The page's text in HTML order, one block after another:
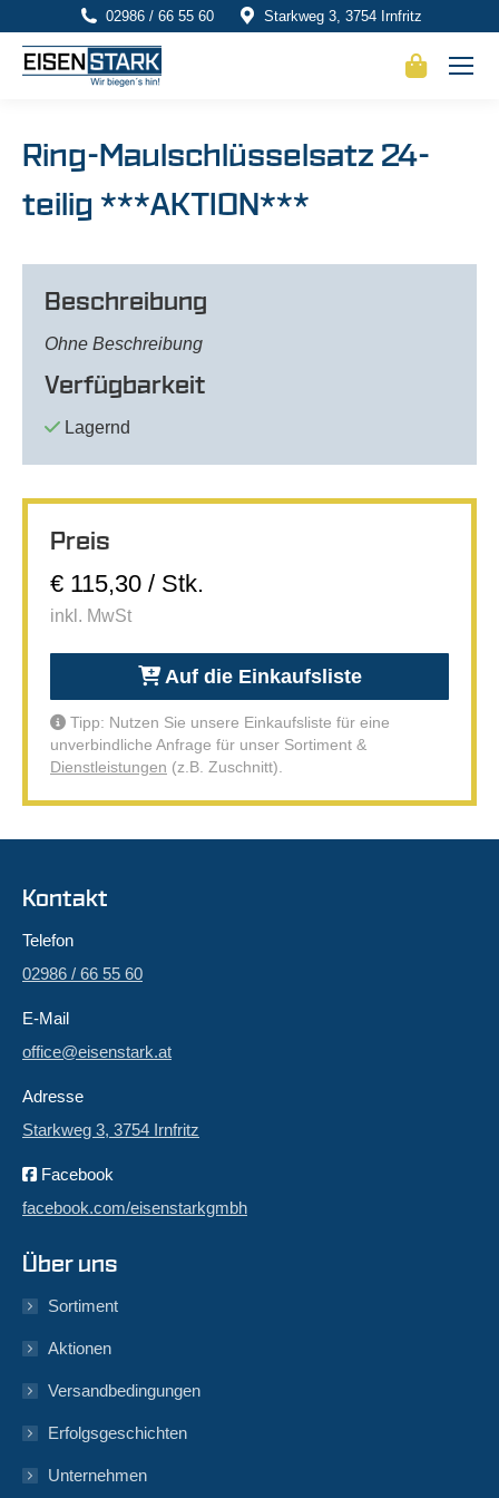
02986 / 66 55 60 Starkweg 3, 3754 Irnfritz
Ring-Maulschlüsselsatz 24-
teilig ***AKTION***
Beschreibung
Ohne Beschreibung
Verfügbarkeit
Lagernd
Preis
€ 115,30 / Stk.
inkl. MwSt
Auf die Einkaufsliste
Tipp: Nutzen Sie unsere Einkaufsliste für eine
unverbindliche Anfrage für unser Sortiment &
Dienstleistungen (z.B. Zuschnitt).
Kontakt
Telefon
02986 / 66 55 60
E-Mail
office@eisenstark.at
Adresse
Starkweg 3, 3754 Irnfritz
Facebook
facebook.com/eisenstarkgmbh
Über uns
Sortiment
Aktionen
Versandbedingungen
Erfolgsgeschichten
Unternehmen